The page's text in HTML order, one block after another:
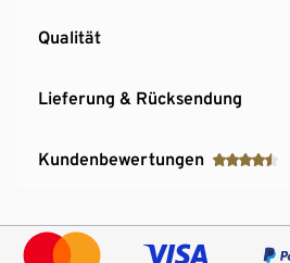
Qualität
Lieferung & Rücksendung
Kundenbewertungen